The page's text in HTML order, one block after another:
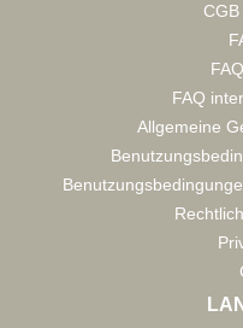
FAQ
Allgemeine